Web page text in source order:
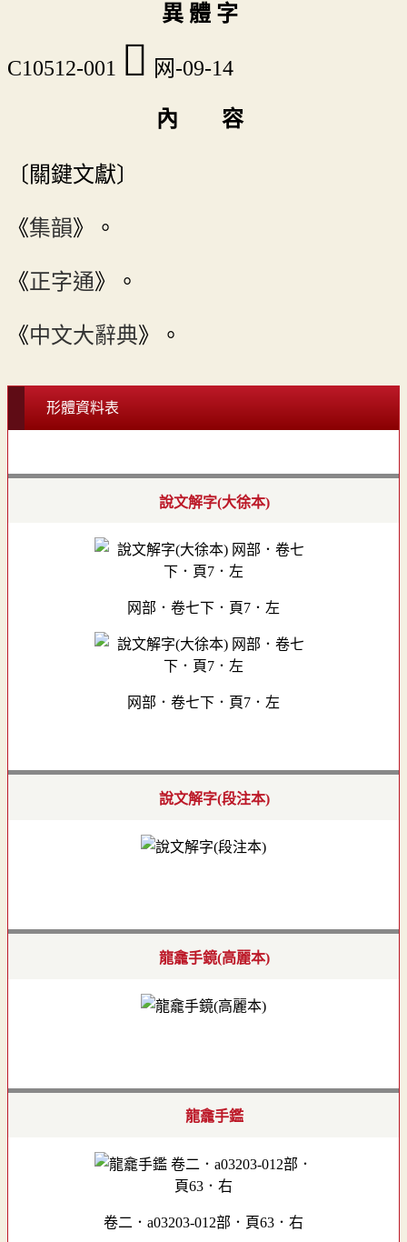
異 體 字
C10512-001 𦋠 网-09-14
內 容
〔關鍵文獻〕
《集韻》。
《正字通》。
《中文大辭典》。
形體資料表
說文解字(大徐本)
网部．卷七下．頁7．左
网部．卷七下．頁7．左
說文解字(段注本)
龍龕手鏡(高麗本)
龍龕手鑑
卷二．a03203-012部．頁63．右